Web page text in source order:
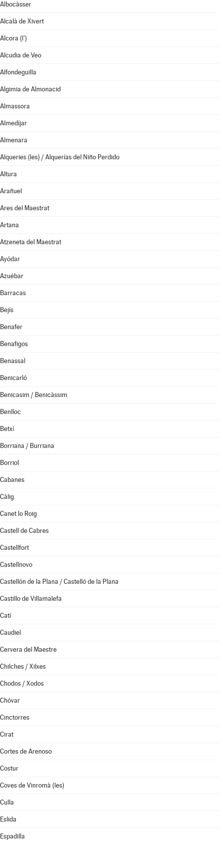
Albocàsser
Alcalà de Xivert
Alcora (l')
Alcudia de Veo
Alfondeguilla
Algimia de Almonacid
Almassora
Almedíjar
Almenara
Alqueries (les) / Alquerías del Niño Perdido
Altura
Arañuel
Ares del Maestrat
Artana
Atzeneta del Maestrat
Ayódar
Azuébar
Barracas
Bejís
Benafer
Benafigos
Benassal
Benicarló
Benicasim / Benicàssim
Benlloc
Betxí
Borriana / Burriana
Borriol
Cabanes
Càlig
Canet lo Roig
Castell de Cabres
Castellfort
Castellnovo
Castellón de la Plana / Castelló de la Plana
Castillo de Villamalefa
Catí
Caudiel
Cervera del Maestre
Chilches / Xilxes
Chodos / Xodos
Chóvar
Cinctorres
Cirat
Cortes de Arenoso
Costur
Coves de Vinromà (les)
Culla
Eslida
Espadilla